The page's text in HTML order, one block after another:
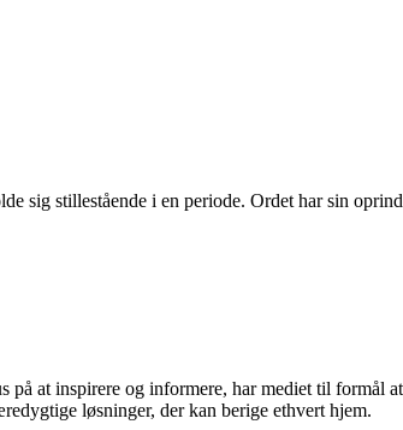
sig stillestående i en periode. Ordet har sin
at inspirere og informere, har mediet til formål
løsninger, der kan berige ethvert hjem.